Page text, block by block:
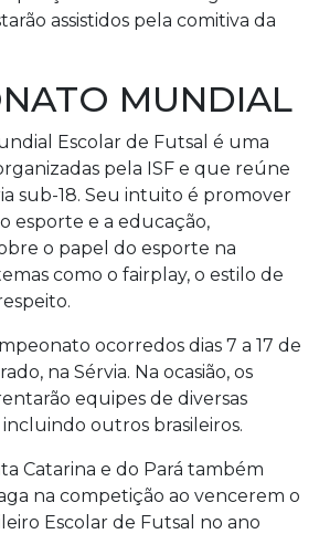
assistidos pela comitiva da
MUNDIAL
Escolar de Futsal é uma
pela ISF e que reúne
sub-18. Seu intuito é promover
esporte e a educação,
o papel do esporte na
como o fairplay, o estilo de
ocorredos dias 7 a 17 de
na Sérvia. Na ocasião, os
equipes de diversas
outros brasileiros.
Catarina e do Pará também
na competição ao vencerem o
Escolar de Futsal no ano